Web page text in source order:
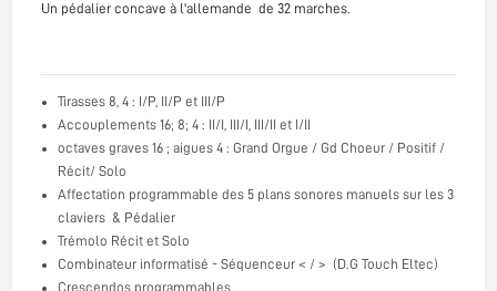
Un pédalier concave à l'allemande de 32 marches.
Tirasses 8, 4 : I/P, II/P et III/P
Accouplements 16; 8; 4 : II/I, III/I, III/II et I/II
octaves graves 16 ; aigues 4 : Grand Orgue / Gd Choeur / Positif /
Récit/ Solo
Affectation programmable des 5 plans sonores manuels sur les 3
claviers & Pédalier
Trémolo Récit et Solo
Combinateur informatisé - Séquenceur < / > (D.G Touch Eltec)
Crescendos programmables